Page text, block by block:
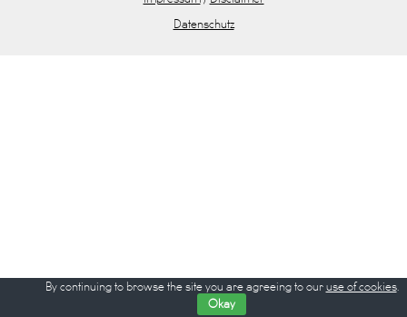
Datenschutz
By continuing to browse the site you are agreeing to our use of cookies.
Okay